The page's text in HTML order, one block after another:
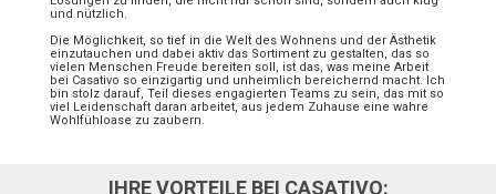
und nützlich.
Die Möglichkeit, so tief in die Welt des Wohnens und der Ästhetik
einzutauchen und dabei aktiv das Sortiment zu gestalten, das so
vielen Menschen Freude bereiten soll, ist das, was meine Arbeit
bei Casativo so einzigartig und unheimlich bereichernd macht. Ich
bin stolz darauf, Teil dieses engagierten Teams zu sein, das mit so
viel Leidenschaft daran arbeitet, aus jedem Zuhause eine wahre
Wohlfühloase zu zaubern.
IHRE VORTEILE BEI CASATIVO: